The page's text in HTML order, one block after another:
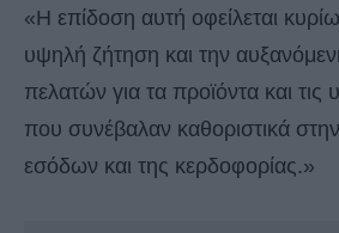
«Η επίδοση αυτή οφείλεται
υψηλή ζήτηση και την
πελατών για τα προϊόντα και τις
που συνέβαλαν καθοριστικά
εσόδων και της κερδοφορίας.»